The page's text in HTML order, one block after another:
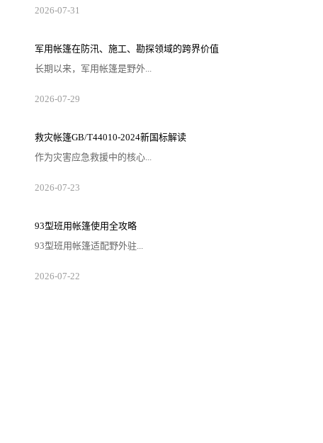
2026-07-31
军用帐篷在防汛、施工、勘探领域的跨界价值
长期以来，军用帐篷是野外...
2026-07-29
救灾帐篷GB/T44010-2024新国标解读
作为灾害应急救援中的核心...
2026-07-23
93型班用帐篷使用全攻略
93型班用帐篷适配野外驻...
2026-07-22